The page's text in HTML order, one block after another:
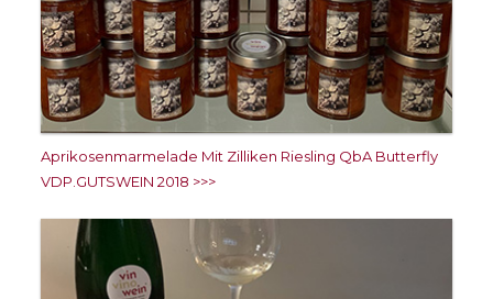
Aprikosenmarmelade Mit Zilliken Riesling QbA Butterfly
VDP.GUTSWEIN 2018 >>>